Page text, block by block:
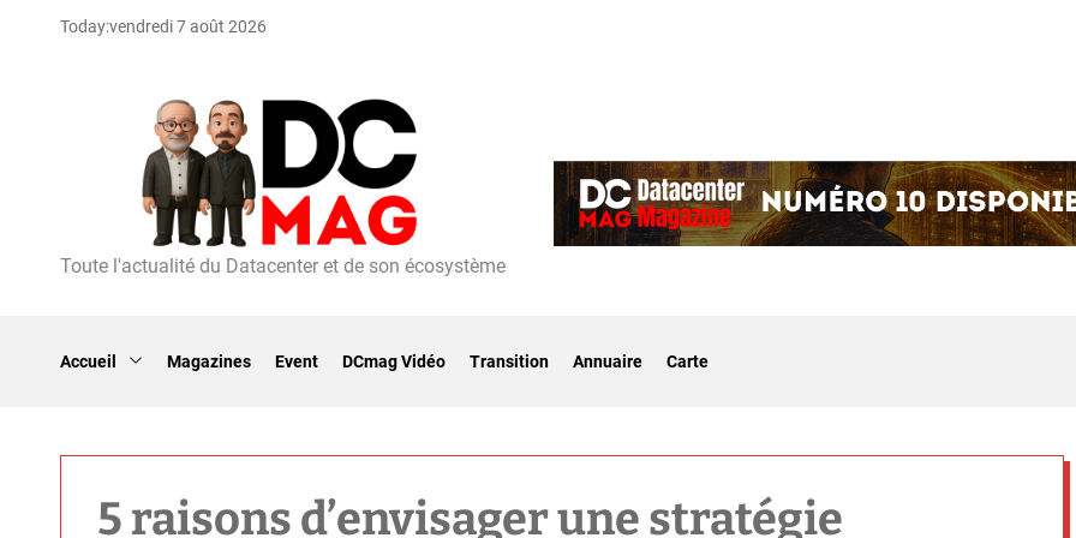
Today:vendredi 7 août 2026
D
Toute l'actualité du Datacenter et de son écosystème
Accueil Magazines Event DCmag Vidéo Transition Annuaire Carte
5 raisons d’envisager une stratégie